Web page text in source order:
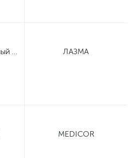
Рязанский приборный завод ЛАЗМА
MEDICOR